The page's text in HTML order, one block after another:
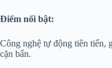
Điểm nổi bật:
Công nghệ tự động tiên tiến,
cặn bẩn.